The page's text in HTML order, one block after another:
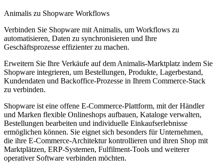
Animalis zu Shopware Workflows
Verbinden Sie Shopware mit Animalis, um Workflows zu
automatisieren, Daten zu synchronisieren und Ihre
Geschäftsprozesse effizienter zu machen.
Erweitern Sie Ihre Verkäufe auf dem Animalis-Marktplatz indem Sie
Shopware integrieren, um Bestellungen, Produkte, Lagerbestand,
Kundendaten und Backoffice-Prozesse in Ihrem Commerce-Stack
zu verbinden.
Shopware ist eine offene E-Commerce-Plattform, mit der Händler
und Marken flexible Onlineshops aufbauen, Kataloge verwalten,
Bestellungen bearbeiten und individuelle Einkaufserlebnisse
ermöglichen können. Sie eignet sich besonders für Unternehmen,
die ihre E-Commerce-Architektur kontrollieren und ihren Shop mit
Marktplätzen, ERP-Systemen, Fulfilment-Tools und weiterer
operativer Software verbinden möchten.